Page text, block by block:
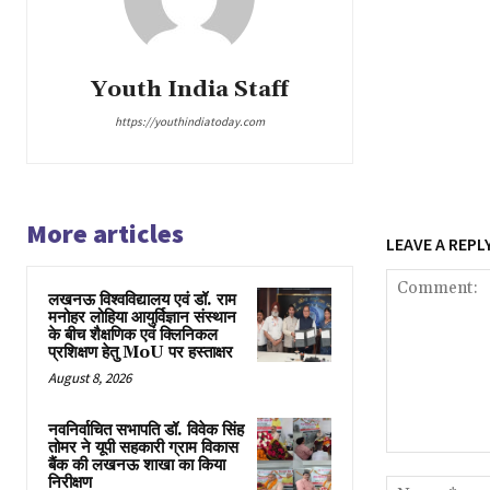
Youth India Staff
https://youthindiatoday.com
More articles
लखनऊ विश्वविद्यालय एवं डॉ. राम
मनोहर लोहिया आयुर्विज्ञान संस्थान
के बीच शैक्षणिक एवं क्लिनिकल
प्रशिक्षण हेतु MoU पर हस्ताक्षर
August 8, 2026
नवनिर्वाचित सभापति डॉ. विवेक सिंह
तोमर ने यूपी सहकारी ग्राम विकास
बैंक की लखनऊ शाखा का किया
निरीक्षण
LEAVE A